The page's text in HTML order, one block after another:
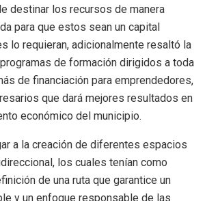
destinar los recursos de manera
para que estos sean un capital
lo requieran, adicionalmente resaltó la
de formación dirigidos a toda
de financiación para emprendedores,
que dará mejores resultados en
económico del municipio.
a la creación de diferentes espacios
los cuales tenían como
de una ruta que garantice un
y un enfoque responsable de las